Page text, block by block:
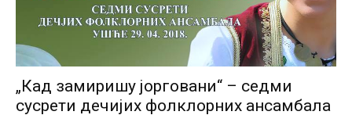
„Кад замиришу јорговани“ – седми
сусрети дечијих фолклорних ансамбала